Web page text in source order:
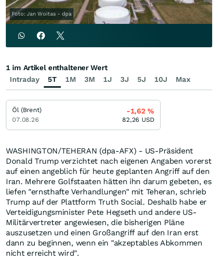
Foto: Jan Woitas - dpa
WASHINGTON/TEHERAN (dpa-AFX) - US-Präsident
Donald Trump verzichtet nach eigenen Angaben vorerst
auf einen angeblich für heute geplanten Angriff auf den
Iran. Mehrere Golfstaaten hätten ihn darum gebeten, es
liefen "ernsthafte Verhandlungen" mit Teheran, schrieb
Trump auf der Plattform Truth Social. Deshalb habe er
Verteidigungsminister Pete Hegseth und andere US-
Militärvertreter angewiesen, die bisherigen Pläne
auszusetzen und einen Großangriff auf den Iran erst
dann zu beginnen, wenn ein "akzeptables Abkommen
nicht erreicht wird".
Intraday 5T 1M 3M 1J 3J 5J 10J Max
1 im Artikel enthaltener Wert
Öl (Brent)
07.08.26
-1,62%
82,26 USD